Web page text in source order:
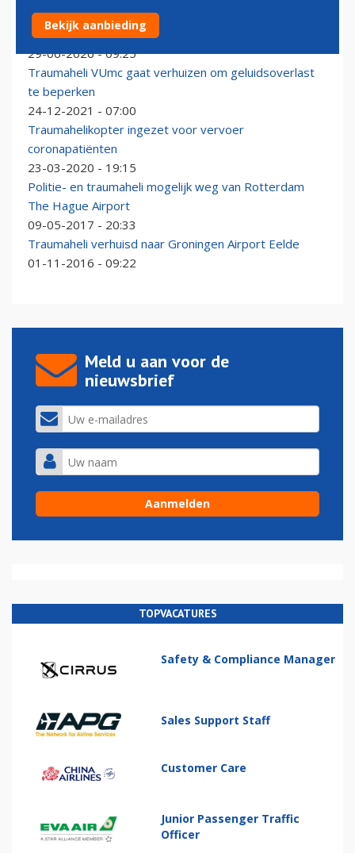
ANWB Medical Air Assistance heeft er een nieuwe,
modernere traumaheli bij
29-06-2026 - 09:25
Traumaheli VUmc gaat verhuizen om geluidsoverlast
te beperken
24-12-2021 - 07:00
Traumahelikopter ingezet voor vervoer
coronapatiënten
23-03-2020 - 19:15
Politie- en traumaheli mogelijk weg van Rotterdam
The Hague Airport
09-05-2017 - 20:33
Traumaheli verhuisd naar Groningen Airport Eelde
01-11-2016 - 09:22
Meld u aan voor de
nieuwsbrief
TOPVACATURES
Safety & Compliance Manager
Sales Support Staff
Customer Care
Junior Passenger Traffic
Officer
Bekijk aanbieding